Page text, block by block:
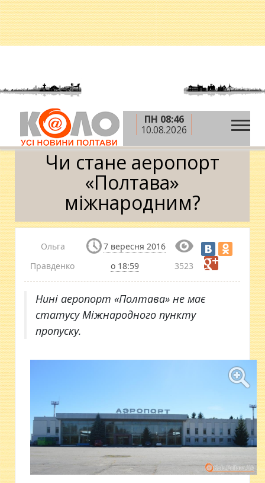
ПН 08:46
10.08.2026
Головна » Новини » Влада »Чи стане
аеропорт «Полтава» міжнародним?
Чи стане аеропорт
«Полтава»
міжнародним?
Ольга
Правденко
7 вересня 2016
о 18:59
3523
Нині аеропорт «Полтава» не має
статусу Міжнародного пункту
пропуску.